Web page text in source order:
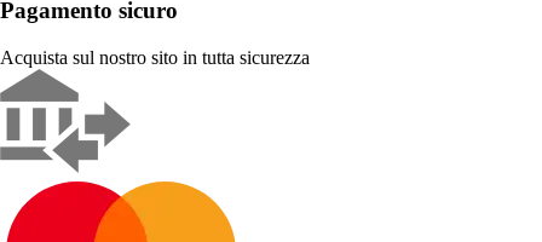
Pagamento sicuro
Acquista sul nostro sito in tutta sicurezza